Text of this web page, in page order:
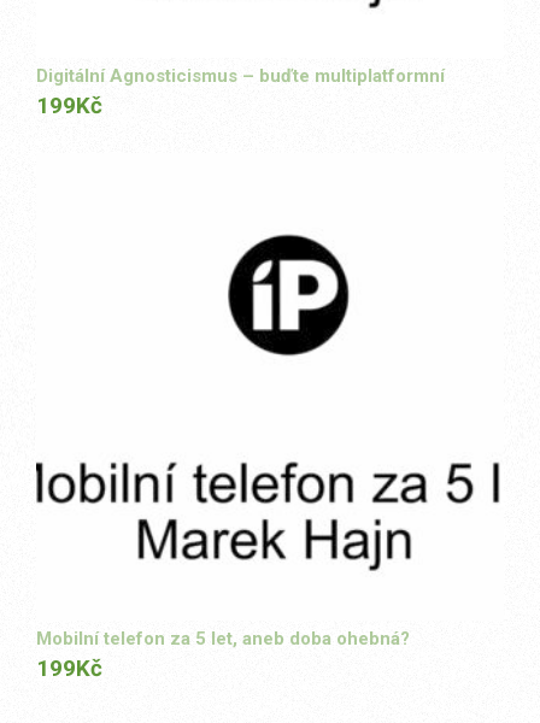
Digitální Agnosticismus – buďte multiplatformní
199Kč
Mobilní telefon za 5 let, aneb doba ohebná?
199Kč